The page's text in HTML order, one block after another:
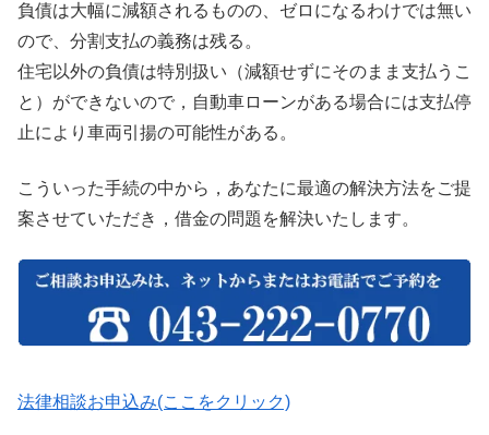
負債は大幅に減額されるものの、ゼロになるわけでは無い
ので、分割支払の義務は残る。
住宅以外の負債は特別扱い（減額せずにそのまま支払うこ
と）ができないので，自動車ローンがある場合には支払停
止により車両引揚の可能性がある。
こういった手続の中から，あなたに最適の解決方法をご提
案させていただき，借金の問題を解決いたします。
法律相談お申込み(ここをクリック)